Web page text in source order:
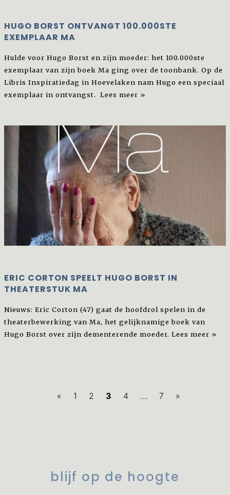
HUGO BORST ONTVANGT 100.000STE
EXEMPLAAR MA
Hulde voor Hugo Borst en zijn moeder: het 100.000ste
exemplaar van zijn boek Ma ging over de toonbank. Op de
Libris Inspiratiedag in Hoevelaken nam Hugo een speciaal
exemplaar in ontvangst. Lees meer »
ERIC CORTON SPEELT HUGO BORST IN
THEATERSTUK MA
Nieuws: Eric Corton (47) gaat de hoofdrol spelen in de
theaterbewerking van Ma, het gelijknamige boek van
Hugo Borst over zijn dementerende moeder. Lees meer »
« 1 2 3 4 ... 7 »
blijf op de hoogte